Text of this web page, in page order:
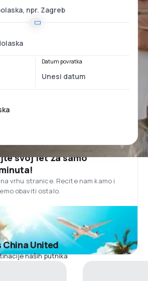
Datum povratka
svoj let za samo
vrhu stranice. Recite nam kamo i
obaviti ostalo.
United
naših putnika